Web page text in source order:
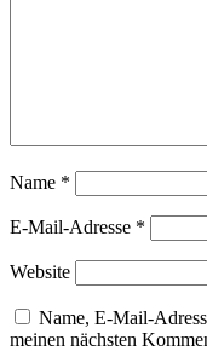
Name *
E-Mail-Adresse *
Website
Name, E-Mail-
meinen nächsten